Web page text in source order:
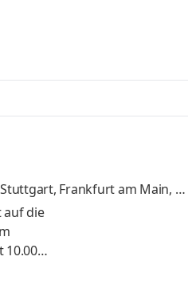
von
auf
Frankfurt am Main, M
auf die
und